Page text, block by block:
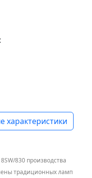
характеристики
830 производства
традиционных ламп